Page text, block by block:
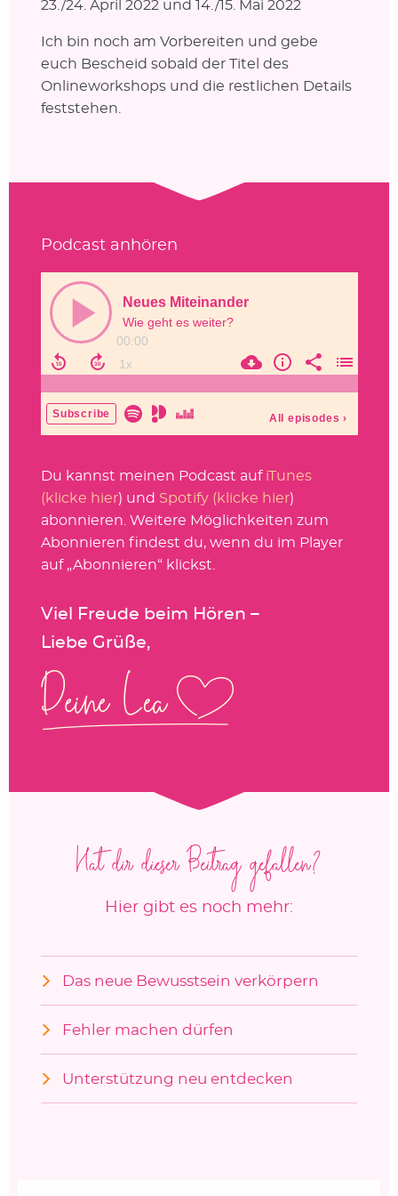
23./24. April 2022 und 14./15. Mai 2022
Ich bin noch am Vorbereiten und gebe
euch Bescheid sobald der Titel des
Onlineworkshops und die restlichen Details
feststehen.
Podcast anhören
Du kannst meinen Podcast auf iTunes
(klicke hier) und Spotify (klicke hier)
abonnieren. Weitere Möglichkeiten zum
Abonnieren findest du, wenn du im Player
auf „Abonnieren“ klickst.
Viel Freude beim Hören –
Liebe Grüße,
Hat dir dieser Beitrag gefallen?
Hier gibt es noch mehr:
Das neue Bewusstsein verkörpern
Fehler machen dürfen
Unterstützung neu entdecken